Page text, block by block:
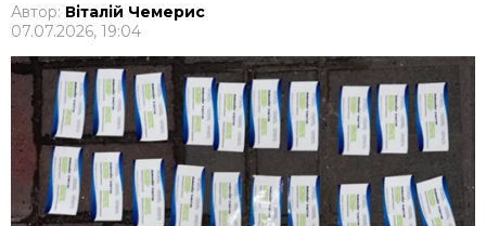
Автор: Віталій Чемерис
07.07.2026, 19:04